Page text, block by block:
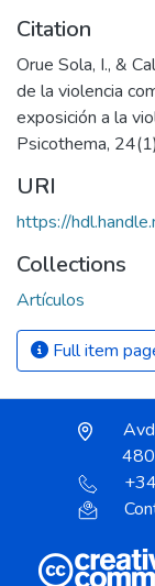
Citation
Orue Sola, I., &
de la violencia
exposición a la
Psicothema,
URI
https://
Collections
Artículos
Full item